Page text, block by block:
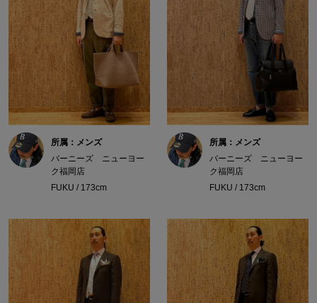
所属：メンズ
バーニーズ ニューヨー
ク福岡店
FUKU / 173cm
所属：メンズ
バーニーズ ニューヨー
ク福岡店
FUKU / 173cm